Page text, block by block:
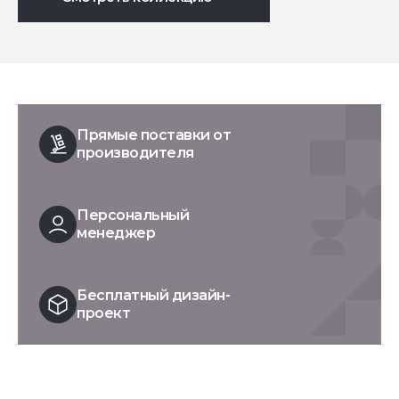
Прямые поставки от
производителя
Персональный
менеджер
Бесплатный дизайн-
проект